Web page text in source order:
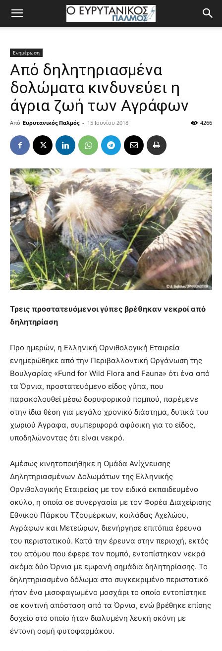
Ενημέρωση
Από δηλητηριασμένα
δολώματα κινδυνεύει η
άγρια ζωή των Αγράφων
Από Ευρυτανικός Παλμός - 15 Ιουνίου 2018 4266
Τρεις προστατευόμενοι γύπες βρέθηκαν νεκροί από
δηλητηρίαση
Προ ημερών, η Ελληνική Ορνιθολογική Εταιρεία
ενημερώθηκε από την Περιβαλλοντική Οργάνωση της
Βουλγαρίας «Fund for Wild Flora and Fauna» ότι ένα από
τα Όρνια, προστατευόμενο είδος γύπα, που
παρακολουθεί μέσω δορυφορικού πομπού, παρέμενε
στην ίδια θέση για μεγάλο χρονικό διάστημα, δυτικά του
χωριού Άγραφα, συμπεριφορά αφύσικη για το είδος,
υποδηλώνοντας ότι είναι νεκρό.
Αμέσως κινητοποιήθηκε η Ομάδα Ανίχνευσης
Δηλητηριασμένων Δολωμάτων της Ελληνικής
Ορνιθολογικής Εταιρείας με τον ειδικά εκπαιδευμένο
σκύλο, η οποία σε συνεργασία με τον Φορέα Διαχείρισης
Εθνικού Πάρκου Τζουμέρκων, κοιλάδας Αχελώου,
Αγράφων και Μετεώρων, διενήργησε επιτόπια έρευνα
του περιστατικού. Κατά την έρευνα στην περιοχή, εκτός
του ατόμου που έφερε τον πομπό, εντοπίστηκαν νεκρά
ακόμα δύο Όρνια με εμφανή σημάδια δηλητηρίασης. Το
δηλητηριασμένο δόλωμα στο συγκεκριμένο περιστατικό
ήταν ένα μισοφαγωμένο μοσχάρι το οποίο εντοπίστηκε
σε κοντινή απόσταση από τα Όρνια, ενώ βρέθηκε επίσης
δοχείο στο οποίο ήταν διαλυμένη λευκή σκόνη με
έντονη οσμή φυτοφαρμάκου.